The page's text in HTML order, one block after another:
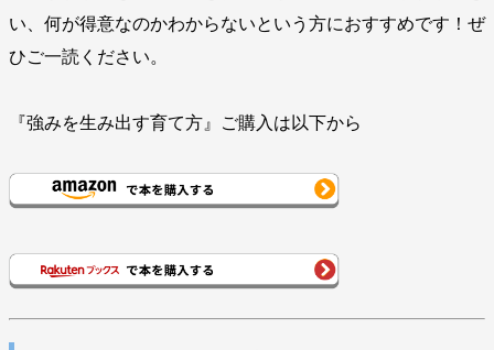
い、何が得意なのかわからないという方におすすめです！ぜ
ひご一読ください。
『強みを生み出す育て方』ご購入は以下から